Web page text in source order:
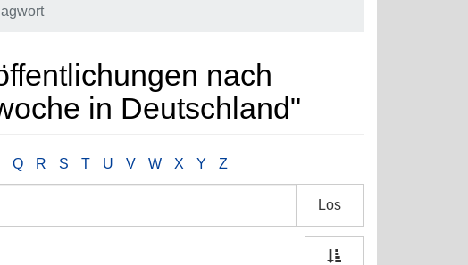
nach
in Deutschland"
Q R S T U V W X Y Z
Los